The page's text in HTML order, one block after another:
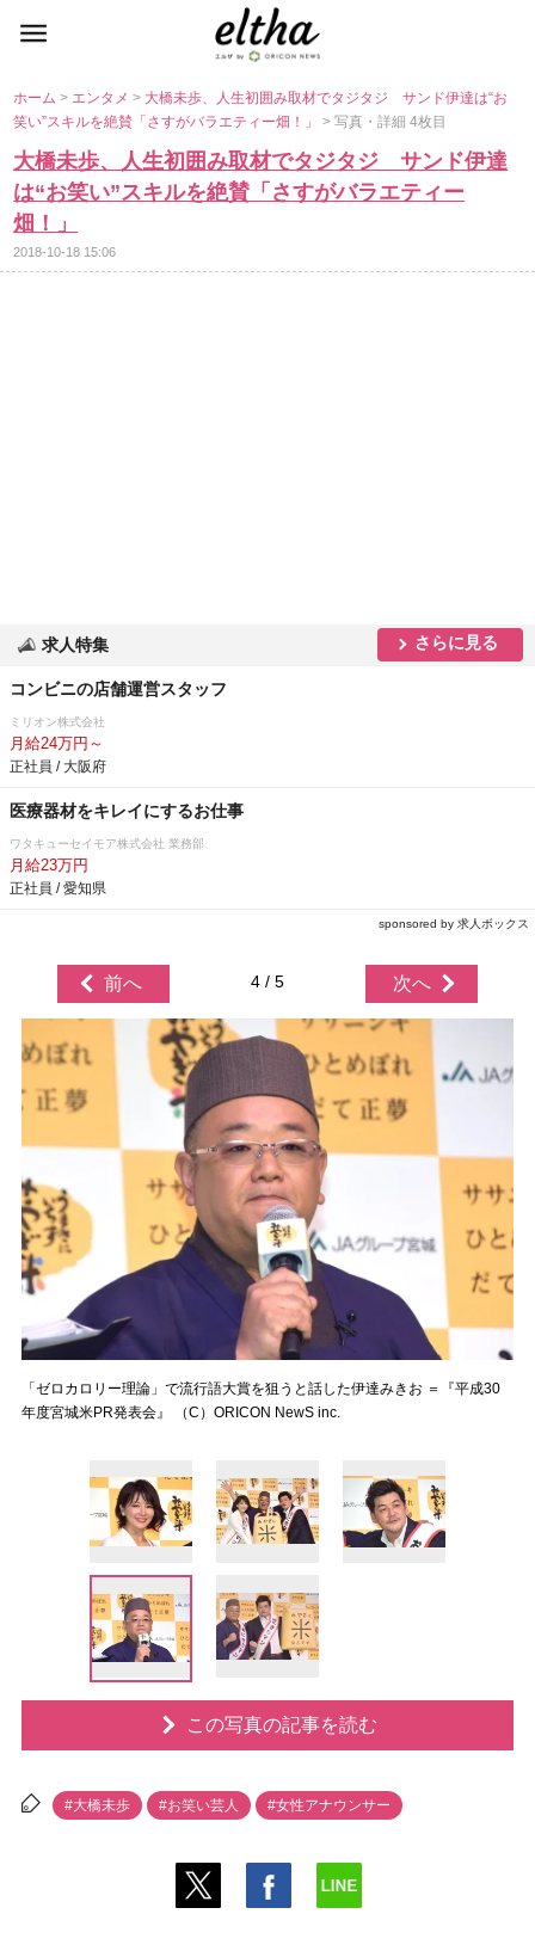
ホーム> エンタメ> 大橋未歩、人生初囲み取材でタジタジ サンド伊達は“お
笑い”スキルを絶賛「さすがバラエティー畑！」> 写真・詳細 4枚目
大橋未歩、人生初囲み取材でタジタジ サンド伊達
は“お笑い”スキルを絶賛「さすがバラエティー
畑！」
2018-10-18 15:06
求人特集 さらに見る
コンビニの店舗運営スタッフ
ミリオン株式会社
月給24万円～
正社員 / 大阪府
医療器材をキレイにするお仕事
ワタキューセイモア株式会社 業務部
月給23万円
正社員 / 愛知県
sponsored by 求人ボックス
前へ 4 / 5 次へ
「ゼロカロリー理論」で流行語大賞を狙うと話した伊達みきお ＝『平成30
年度宮城米PR発表会』 （C）ORICON NewS inc.
この写真の記事を読む
#大橋未歩 #お笑い芸人 #女性アナウンサー